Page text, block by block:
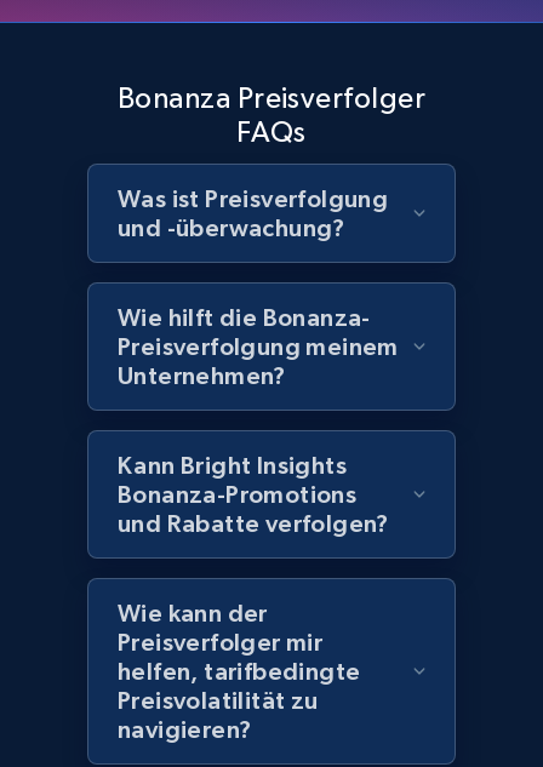
specified UPC
URL, Domain, Country code, Model number,
Sku, Product id, Product name, Manufacturer,
and more.
2.1K+ 355+ Jetzt anfangen
Home Depot US - Discovery products by
specific category URL
URL, Domain, Country code, Model number,
Sku, Product id, Product name, Manufacturer,
and more.
Amazon products global dataset
Title, Seller name, Brand, Description, Initial
price, Currency, Availability, Reviews count, and
Bonanza Preisverfolger
FAQs
Was ist Preisverfolgung
und -überwachung?
Wie hilft die Bonanza-
Preisverfolgung meinem
Unternehmen?
Kann Bright Insights
Bonanza-Promotions
und Rabatte verfolgen?
Wie kann der
Preisverfolger mir
helfen, tarifbedingte
Preisvolatilität zu
navigieren?